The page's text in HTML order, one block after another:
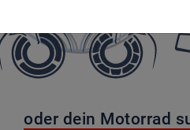
oder dein Motorrad